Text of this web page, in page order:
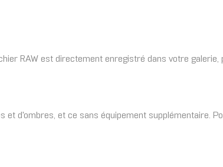
RAW est directement enregistré dans votre
d'ombres, et ce sans équipement supplémentaire.